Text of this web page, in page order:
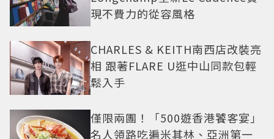
現不費力的從容風格
CHARLES & KEITH南西店改裝亮
相 跟著FLARE U逛中山同款包輕
鬆入手
僅限兩團！「500遊香港饕客宴」
名人領路吃遍米其林、亞洲第一